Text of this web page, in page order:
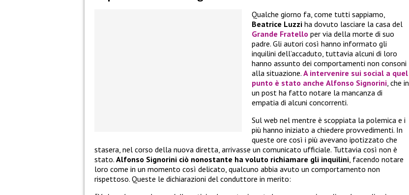
Qualche giorno fa, come tutti sappiamo,
Beatrice Luzzi ha dovuto lasciare la casa del
Grande Fratello per via della morte di suo
padre. Gli autori così hanno informato gli
inquilini dell’accaduto, tuttavia alcuni di loro
hanno assunto dei comportamenti non consoni
alla situazione. A intervenire sui social a quel
punto è stato anche Alfonso Signorini, che in
un post ha fatto notare la mancanza di
empatia di alcuni concorrenti.
Sul web nel mentre è scoppiata la polemica e i
più hanno iniziato a chiedere provvedimenti. In
queste ore così i più avevano ipotizzato che
stasera, nel corso della nuova diretta, arrivasse un comunicato ufficiale. Tuttavia così non è
stato. Alfonso Signorini ciò nonostante ha voluto richiamare gli inquilini, facendo notare
loro come in un momento così delicato, qualcuno abbia avuto un comportamento non
rispettoso. Queste le dichiarazioni del conduttore in merito: